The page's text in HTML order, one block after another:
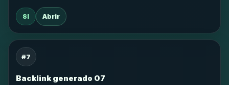
SI Abrir
#7
Backlink generado 07